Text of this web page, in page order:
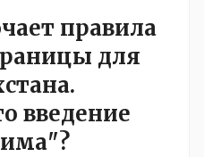
правила
для
введение